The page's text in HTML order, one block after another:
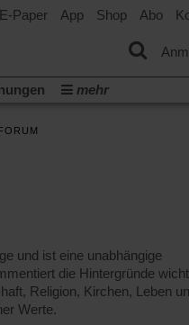
E-Paper App Shop Abo
mehr
in
einem
neuen
Intelligenz(Öffnet
in
einem
Was gibt
Krieg in der Ukraine
»Veranstaltungen«
und ist eine unabhängige
die Hintergründe
Religion, Kirchen, Leben
Werte.